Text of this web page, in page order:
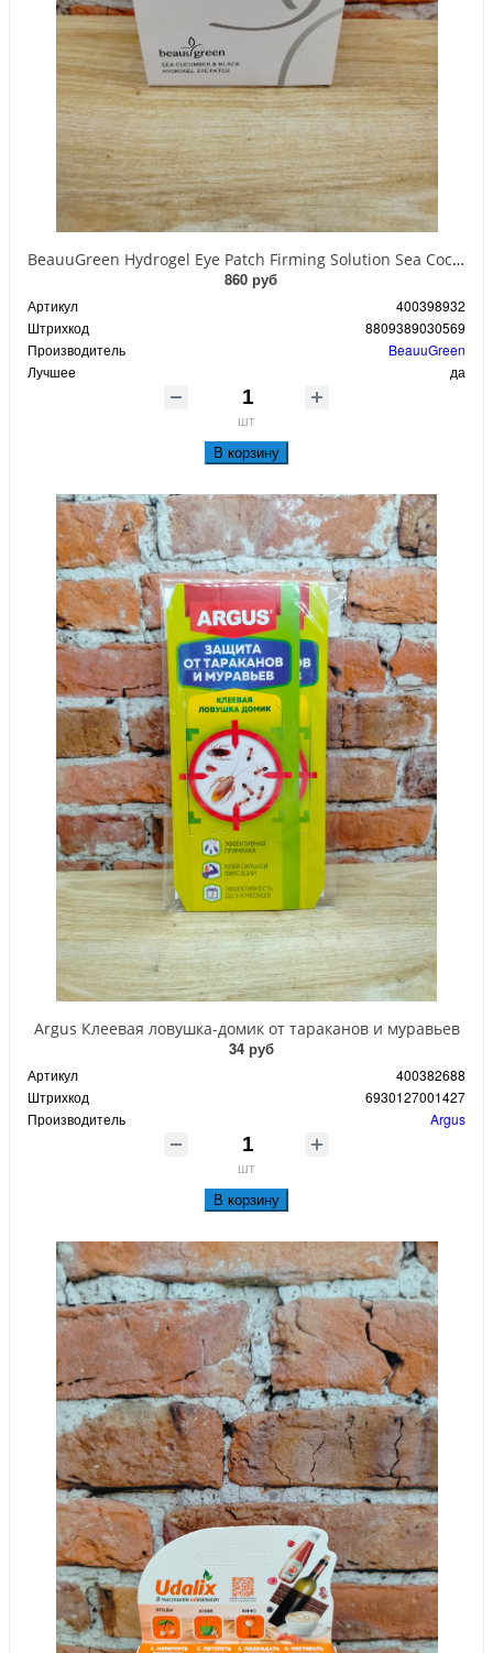
BeauuGreen Hydrogel Eye Patch Firming Solution Sea Cocumber & Black Гидрогелевые патчи для кожи вокруг глаз с экстрактом черного морского огурца 60 шт 90 гр
860 руб
Артикул
400398932
Штрихкод
8809389030569
Производитель
BeauuGreen
Лучшее
да
шт
В корзину
Argus Клеевая ловушка-домик от тараканов и муравьев
34 руб
Артикул
400382688
Штрихкод
6930127001427
Производитель
Argus
шт
В корзину